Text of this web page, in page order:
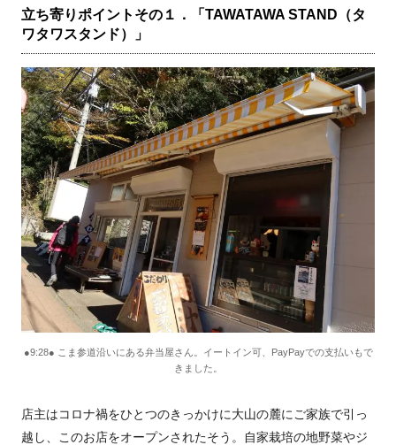
立ち寄りポイントその１．「TAWATAWA STAND（タ
ワタワスタンド）」
●9:28● こま参道沿いにある弁当屋さん。イートイン可、PayPayでの支払いもで
きました。
店主はコロナ禍をひとつのきっかけに大山の麓にご家族で引っ
越し、このお店をオープンされたそう。自家栽培の地野菜やジ